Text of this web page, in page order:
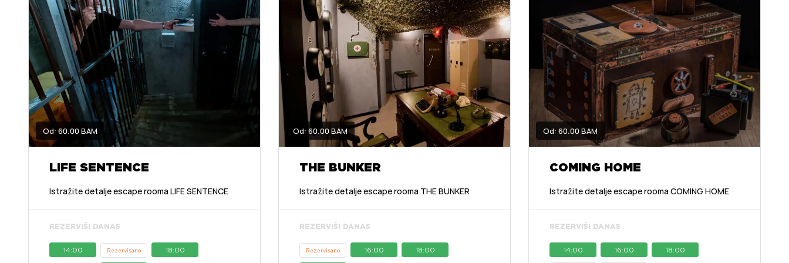
Od: 60.00 BAM
LIFE SENTENCE
Istražite detalje escape rooma LIFE SENTENCE
REZERVIŠI DANAS
14:00 Rezervisano 18:00
Od: 60.00 BAM
THE BUNKER
Istražite detalje escape rooma THE BUNKER
REZERVIŠI DANAS
Rezervisano 16:00 18:00
Od: 60.00 BAM
COMING HOME
Istražite detalje escape rooma COMING HOME
REZERVIŠI DANAS
14:00 16:00 18:00